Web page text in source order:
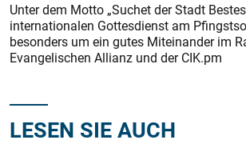
Unter dem Motto „Suchet der Stadt
internationalen Gottesdienst am
besonders um ein gutes Miteinander im
Evangelischen Allianz und der CIK.pm
LESEN SIE AUCH